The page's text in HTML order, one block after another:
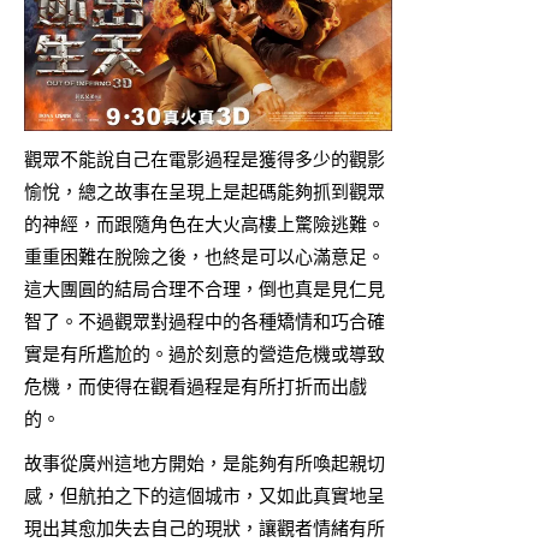
觀眾不能說自己在電影過程是獲得多少的觀影
愉悅，總之故事在呈現上是起碼能夠抓到觀眾
的神經，而跟隨角色在大火高樓上驚險逃難。
重重困難在脫險之後，也終是可以心滿意足。
這大團圓的結局合理不合理，倒也真是見仁見
智了。不過觀眾對過程中的各種矯情和巧合確
實是有所尷尬的。過於刻意的營造危機或導致
危機，而使得在觀看過程是有所打折而出戲
的。
故事從廣州這地方開始，是能夠有所喚起親切
感，但航拍之下的這個城市，又如此真實地呈
現出其愈加失去自己的現狀，讓觀者情緒有所